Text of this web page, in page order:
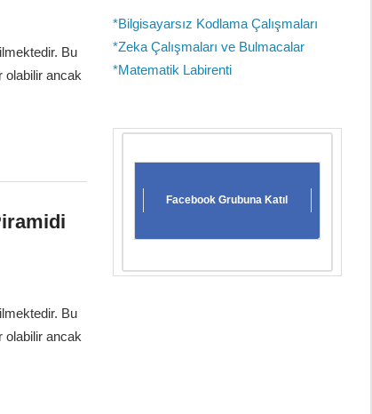
Bu
olabilir ancak
Bu
olabilir ancak
*Bilgisayarsız Kodlama Çalışmaları
*Zeka Çalışmaları ve Bulmacalar
*Matematik Labirenti
Facebook Grubuna Katıl